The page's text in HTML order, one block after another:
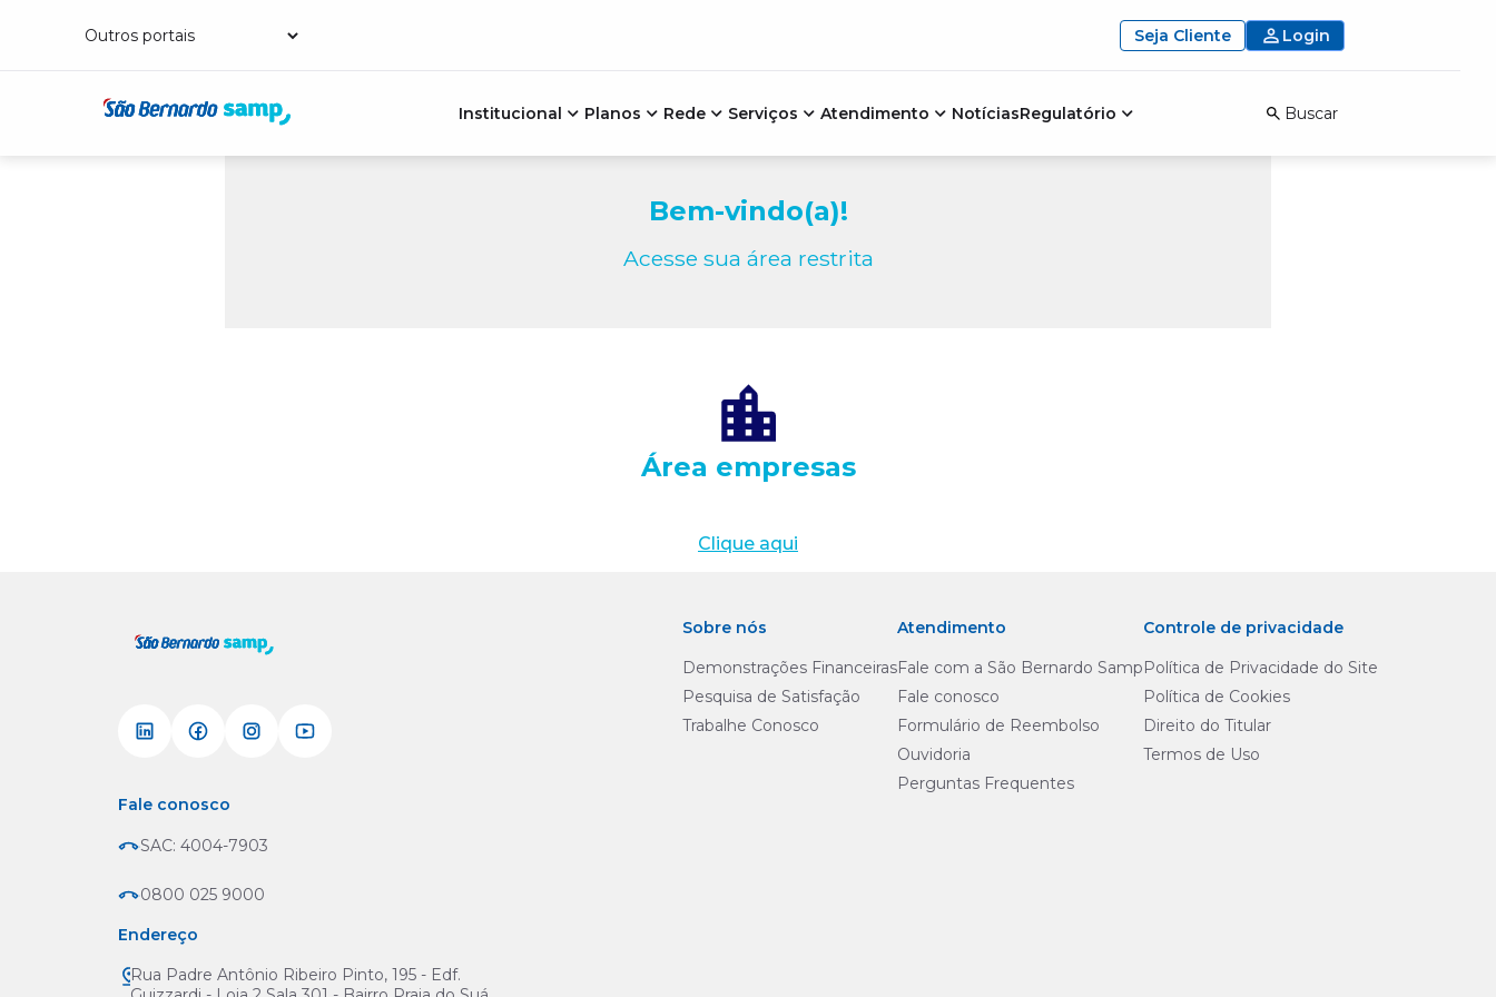
Seja Cliente Login
Institucional Planos Rede Serviços Atendimento NotíciasRegulatório Buscar
Bem-vindo(a)!
Acesse sua área restrita
Área empresas
Clique aqui
Fale conosco
SAC: 4004-7903
0800 025 9000
Endereço
Rua Padre Antônio Ribeiro Pinto, 195 - Edf.
Sobre nós
Demonstrações Financeiras
Pesquisa de Satisfação
Trabalhe Conosco
Atendimento
Fale com a São Bernardo Samp
Fale conosco
Formulário de Reembolso
Ouvidoria
Perguntas Frequentes
Controle de privacidade
Política de Privacidade do Site
Política de Cookies
Direito do Titular
Termos de Uso